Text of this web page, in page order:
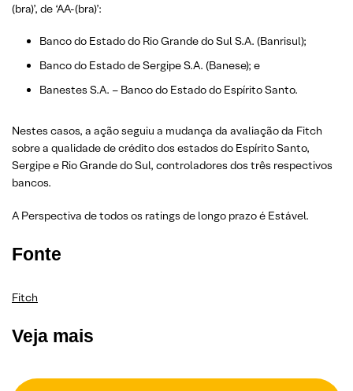
(bra)’, de ‘AA-(bra)’:
Banco do Estado do Rio Grande do Sul S.A. (Banrisul);
Banco do Estado de Sergipe S.A. (Banese); e
Banestes S.A. – Banco do Estado do Espírito Santo.
Nestes casos, a ação seguiu a mudança da avaliação da Fitch
sobre a qualidade de crédito dos estados do Espírito Santo,
Sergipe e Rio Grande do Sul, controladores dos três respectivos
bancos.
A Perspectiva de todos os ratings de longo prazo é Estável.
Fonte
Fitch
Veja mais